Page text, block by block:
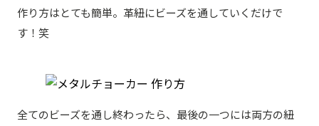
作り方はとても簡単。革紐にビーズを通していくだけで
す！笑
全てのビーズを通し終わったら、最後の一つには両方の紐